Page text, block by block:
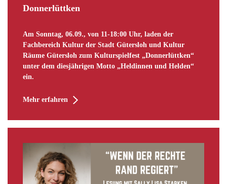
Donnerlüttken
Am Sonntag, 06.09., von 11-18:00 Uhr, laden der
Fachbereich Kultur der Stadt Gütersloh und Kultur
Räume Gütersloh zum Kulturspielfest „Donnerlüttken“
unter dem diesjährigen Motto „Heldinnen und Helden“
ein.
Mehr erfahren